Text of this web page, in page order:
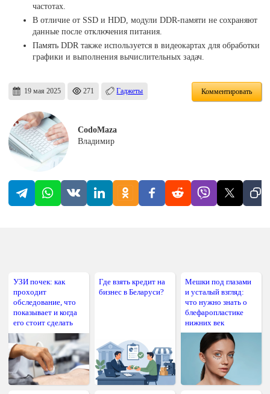
частотах.
В отличие от SSD и HDD, модули DDR-памяти не сохраняют
данные после отключения питания.
Память DDR также используется в видеокартах для обработки
графики и выполнения вычислительных задач.
19 мая 2025 271 Гаджеты Комментировать
CodoMaza
Владимир
УЗИ почек: как
проходит
обследование, что
показывает и когда
его стоит сделать
Где взять кредит на
бизнес в Беларуси?
Мешки под глазами
и усталый взгляд:
что нужно знать о
блефаропластике
нижних век